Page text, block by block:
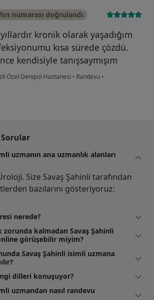
numarası doğrulandı
kronik olarak yaşadığım
kısa sürede çözdü.
kendisiyle tanışsaymışım
Özel Denipol Hastanesi • Randevu •
göre h....k
Sorular
uzmanın ana uzmanlık alanları
Size Savaş Şahinli tarafından
bazılarını gösteriyoruz:
nerede?
kalmadan Savaş Şahinli
görüşebilir miyim?
Savaş Şahinli isimli uzmana
dilleri konuşuyor?
uzmandan nasıl randevu